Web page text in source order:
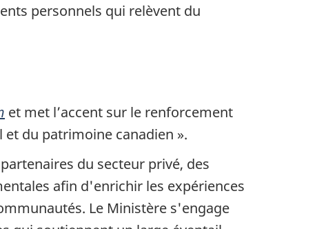
personnels qui relèvent du
et met l’accent sur le renforcement
du patrimoine canadien ».
du secteur privé, des
afin d'enrichir les expériences
Le Ministère s'engage